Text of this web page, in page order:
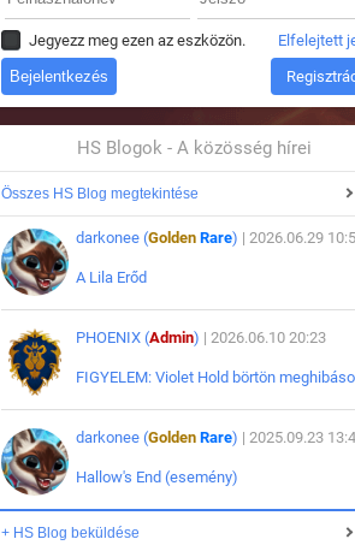
Jegyezz meg ezen az eszközön. Elfelejtett
HS Blogok - A közösség hírei
Összes HS Blog megtekintése
darkonee (Golden Rare) | 2026.06.29
A Lila Erőd
PHOENIX (Admin) | 2026.06.10 20:23
FIGYELEM: Violet Hold börtön
darkonee (Golden Rare) | 2025.09.23
Hallow's End (esemény)
+ HS Blog beküldése